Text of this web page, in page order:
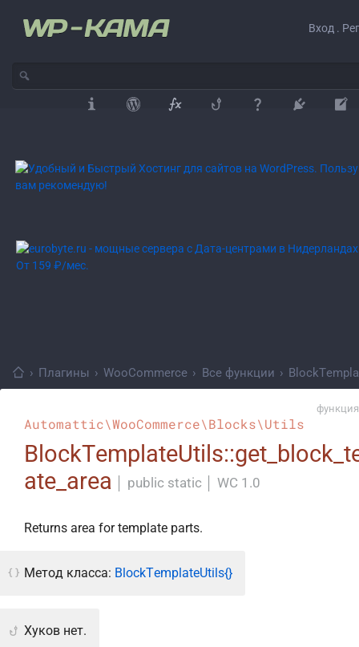
Вход .
› Плагины › WooCommerce › Все функции ›
Automattic\WooCommerce\Blocks\Utils
ate_area
public static WC 1.0
Returns area for template parts.
Метод класса: BlockTemplateUtils{}
Хуков нет.